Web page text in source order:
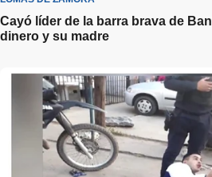
Cayó líder de la barra brava de
dinero y su madre